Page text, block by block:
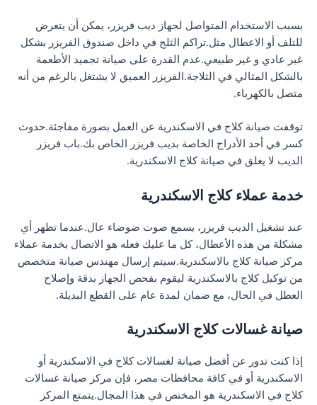
بسبب الاستخدام المتواصل لجهاز ديب فريزر، يمكن أن يتعرض
للتلف أو الاعطال مثل.تراكم الثلج في داخل صندوق الفريزر بشكل
غير عادي و غير طبيعي.عدم القدرة على صيانة تجميد الأطعمة
بالشكل المثالي في الثلاجة.الفريزر العميق لا يشتغل بالرغم من أنه
متصل بالكهرباء.
توقفت صيانة كلاج في الاسكندرية عن العمل بصورة مفاجئة.حدوث
كسر في أحد الأدراج الخاصة بديب فريزر الخاص بك.باب فريزر
الديب لا يغلق في صيانة كلاج الاسكندرية.
خدمة عملاء كلاج الاسكندرية
عند تشغيل الديب فريزر، يسمع صوت ضوضاء عال.عندما تظهر أي
مشكلة من هذه الأعطال، كل ما عليك فعله هو الاتصال بخدمة عملاء
مركز صيانة كلاج بالاسكندرية.سيتم إرسال مهندس صيانة متخصص
من توكيل كلاج بالاسكندرية ليقوم بفحص الجهاز بدقة وإصلاح
العطل في الحال، مع ضمان لمدة عام على القطع البديلة.
صيانة غسالات كلاج الاسكندرية
إذا كنت تدور عن أفضل صيانة لغسالات كلاج في الاسكندرية أو
الاسكندرية أو في كافة محافظات مصر، فإن مركز صيانة غسالات
كلاج في الاسكندرية هو المختص في هذا المجال.يتمتع المركز